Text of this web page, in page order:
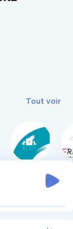
Tout voir